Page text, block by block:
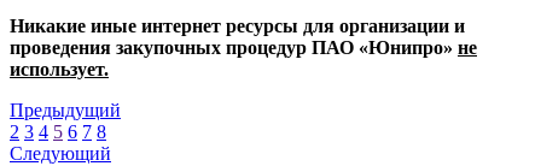
Никакие иные интернет ресурсы для организации и
проведения закупочных процедур ПАО «Юнипро» не
использует.
Предыдущий
2 3 4 5 6 7 8
Следующий